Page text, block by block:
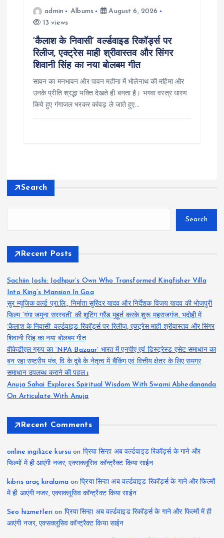
admin Albums
August 6, 2026
13 views
‘कैलाश के निवासी’ वर्ल्डवाइड रिकॉर्ड्स पर
रिलीज, एक्ट्रेस माही श्रीवास्तव और सिंगर
शिवानी सिंह का नया बोलबम गीत
सावन का मनभावन और पावन महीना में भोलेनाथ की महिमा और
उनके प्रीति श्रद्धा भक्ति देखते ही बनता है। भगवा वस्त्र धारण
किये हुए गंगाजल भरकर कांवड़ ले जाते हुए…
Search
Search
Recent Posts
Sachiin Joshi: Jodhpur’s Own Who Transformed Kingfisher Villa
Into King’s Mansion In Goa
सुर म्यूजिक वर्ल्ड प्रा.लि., निर्माता सुरिंदर यादव और निर्देशक विजय यादव की भोजपुरी
फिल्म ‘गंगा जमुना सरस्वती’ की शूटिंग ग्रैंड मुहूर्त करके शुरू महराजगंज, भदोही में
‘कैलाश के निवासी’ वर्ल्डवाइड रिकॉर्ड्स पर रिलीज, एक्ट्रेस माही श्रीवास्तव और सिंगर
शिवानी सिंह का नया बोलबम गीत
वीकेडीएल ग्रुप का ‘NPA Bazaar’ भारत में एनपीए एवं डिस्ट्रेस्ड एसेट समाधान का
बन रहा राष्ट्रीय मंच, वि के दुबे के नेतृत्व में बैंकिंग एवं वित्तीय क्षेत्र के लिए समग्र
समाधान उपलब्ध कराने की पहल i
Anuja Sahai Explores Spiritual Wisdom With Swami Abhedananda
On Articulate With Anuja
Recent Comments
online ingilizce kursu on प्रिया सिन्हा अब वर्ल्डवाइड रिकॉर्ड्स के गाने और
फिल्मों में ही आएंगी नजर, एक्सक्लूसिव कॉन्ट्रैक्ट किया साईन
kıbrıs araç kiralamaonप्रिया सिन्हा अब वर्ल्डवाइड रिकॉर्ड्स के गाने और फिल्मों
में ही आएंगी नजर, एक्सक्लूसिव कॉन्ट्रैक्ट किया साईन
Seo hizmetleri on प्रिया सिन्हा अब वर्ल्डवाइड रिकॉर्ड्स के गाने और फिल्मों में ही
आएंगी नजर, एक्सक्लूसिव कॉन्ट्रैक्ट किया साईन